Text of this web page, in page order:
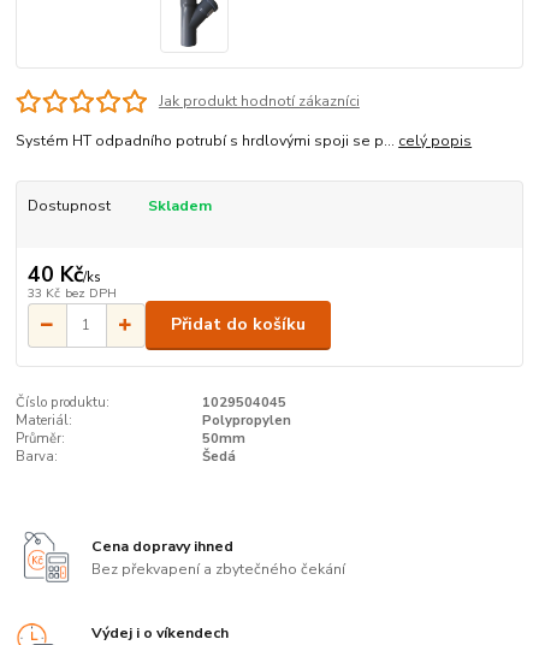
Jak produkt hodnotí zákazníci
Systém HT odpadního potrubí s hrdlovými spoji se p... celý popis
Dostupnost Skladem
40 Kč/ks
33 Kč bez DPH
Přidat do košíku
Číslo produktu:
1029504045
Materiál:
Polypropylen
Průměr:
50mm
Barva:
Šedá
Cena dopravy ihned
Bez překvapení a zbytečného čekání
Výdej i o víkendech